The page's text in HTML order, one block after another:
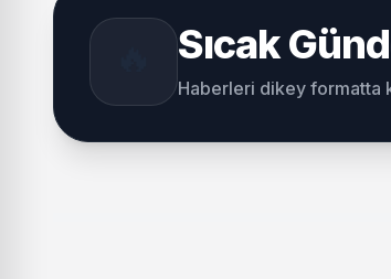
Sıcak
Haberleri dikey formatta